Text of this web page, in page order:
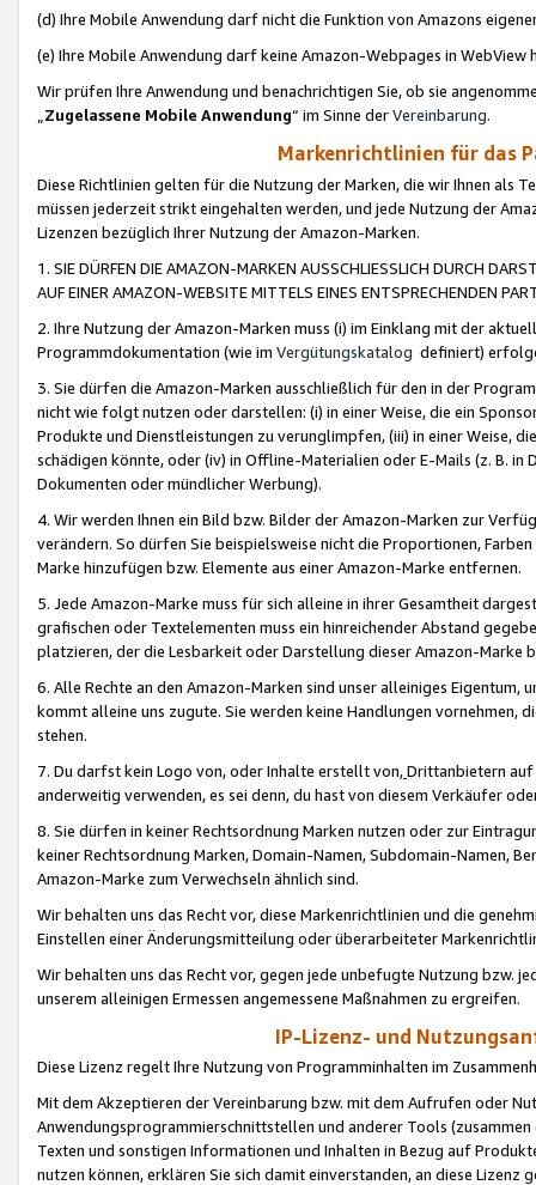
(d) Ihre Mobile Anwendung darf nicht die Funktion von Amazons
(e) Ihre Mobile Anwendung darf keine Amazon-Webpages in WebView
Wir prüfen Ihre Anwendung und benachrichtigen Sie, ob sie
„Zugelassene Mobile Anwendung“ im Sinne derVereinbarung.
Markenrichtlinien für das
Diese Richtlinien gelten für die Nutzung der Marken, die wir Ihnen als
müssen jederzeit strikt eingehalten werden, und jede Nutzung der
Lizenzen bezüglich Ihrer Nutzung der Amazon-Marken.
1. SIE DÜRFEN DIE AMAZON-MARKEN AUSSCHLIESSLICH DURCH
AUF EINER AMAZON-WEBSITE MITTELS EINES ENTSPRECHENDEN
2. Ihre Nutzung der Amazon-Marken muss (i) im Einklang mit der
Programmdokumentation (wie im Vergütungskatalog definiert)
3. Sie dürfen die Amazon-Marken ausschließlich für den in der
nicht wie folgt nutzen oder darstellen: (i) in einer Weise, die ein
Produkte und Dienstleistungen zu verunglimpfen, (iii) in einer Weise,
schädigen könnte, oder (iv) in Offline-Materialien oder E-Mails (z. B. in
Dokumenten oder mündlicher Werbung).
4. Wir werden Ihnen ein Bild bzw. Bilder der Amazon-Marken zur
verändern. So dürfen Sie beispielsweise nicht die Proportionen,
Marke hinzufügen bzw. Elemente aus einer Amazon-Marke entfernen.
5. Jede Amazon-Marke muss für sich alleine in ihrer Gesamtheit
grafischen oder Textelementen muss ein hinreichender Abstand
platzieren, der die Lesbarkeit oder Darstellung dieser Amazon-Marke
6. Alle Rechte an den Amazon-Marken sind unser alleiniges
kommt alleine uns zugute. Sie werden keine Handlungen vornehmen,
stehen.
7. Du darfst kein Logo von, oder Inhalte erstellt von,Drittanbietern auf
anderweitig verwenden, es sei denn, du hast von diesem Verkäufer
8. Sie dürfen in keiner Rechtsordnung Marken nutzen oder zur
keiner Rechtsordnung Marken, Domain-Namen, Subdomain-Namen,
Amazon-Marke zum Verwechseln ähnlich sind.
Wir behalten uns das Recht vor, diese Markenrichtlinien und die
Einstellen einer Änderungsmitteilung oder überarbeiteter
Wir behalten uns das Recht vor, gegen jede unbefugte Nutzung bzw.
unserem alleinigen Ermessen angemessene Maßnahmen zu ergreifen.
IP-Lizenz- und
Diese Lizenz regelt Ihre Nutzung von Programminhalten im
Mit dem Akzeptieren der Vereinbarung bzw. mit dem Aufrufen oder
Anwendungsprogrammierschnittstellen und anderer Tools (zusammen
Texten und sonstigen Informationen und Inhalten in Bezug auf
nutzen können, erklären Sie sich damit einverstanden, an diese Lizenz